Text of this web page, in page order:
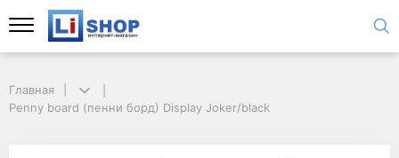
Главная
Penny board (пенни борд) Display Joker/black